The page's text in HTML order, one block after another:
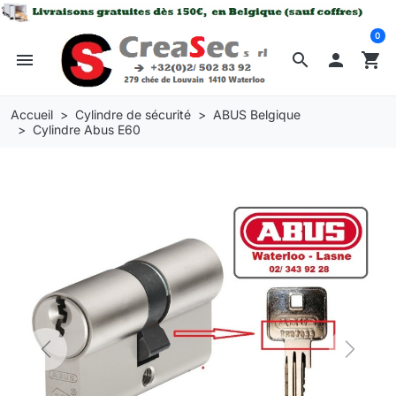
search
menu  shopping_cart
0
Accueil Cylindre de sécurité
ABUS Belgique
Cylindre Abus E60
Previous Next